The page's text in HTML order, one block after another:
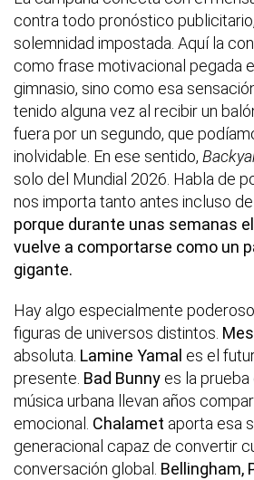
contra todo pronóstico
solemnidad impostada. Aquí la
como frase motivacional pegada
gimnasio, sino como esa
tenido alguna vez al recibir un
fuera por un segundo, que
inolvidable. En ese sentido,
solo del Mundial 2026. Habla de
nos importa tanto antes incluso
porque durante unas semanas
vuelve a comportarse como un
gigante.
Hay algo especialmente
figuras de universos distintos.
absoluta. Lamine Yamal es el
presente. Bad Bunny es la
música urbana llevan años
emocional. Chalamet aporta esa
generacional capaz de convertir
conversación global. Bellingham,